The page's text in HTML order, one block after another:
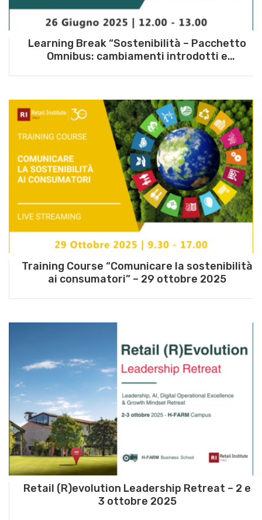
Learning Break “Sostenibilità – Pacchetto
Omnibus: cambiamenti introdotti e
Training Course “Comunicare la sostenibilità
ai consumatori” – 29 ottobre 2025
Retail (R)evolution Leadership Retreat – 2 e
3 ottobre 2025